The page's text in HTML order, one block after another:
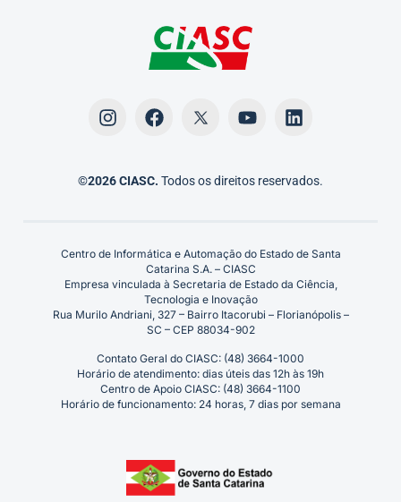
©2026 CIASC. Todos os direitos reservados.
Centro de Informática e Automação do Estado de Santa
Catarina S.A. – CIASC
Empresa vinculada à Secretaria de Estado da Ciência,
Tecnologia e Inovação
Rua Murilo Andriani, 327 – Bairro Itacorubi – Florianópolis –
SC – CEP 88034-902
Contato Geral do CIASC: (48) 3664-1000
Horário de atendimento: dias úteis das 12h às 19h
Centro de Apoio CIASC: (48) 3664-1100
Horário de funcionamento: 24 horas, 7 dias por semana